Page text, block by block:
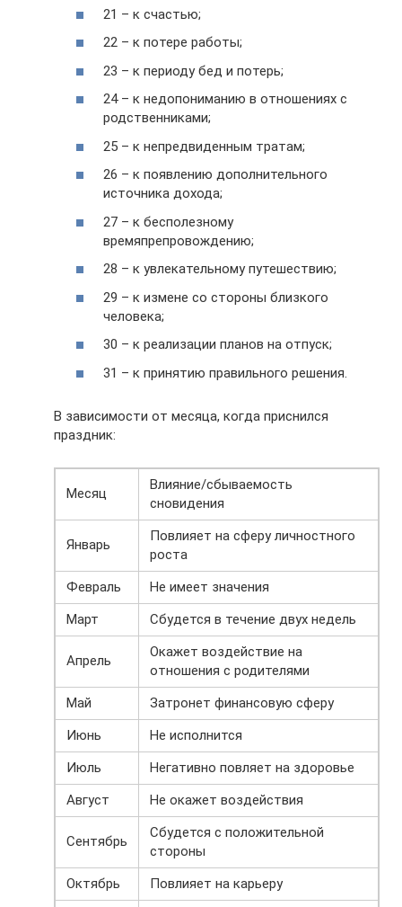
21 – к счастью;
22 – к потере работы;
23 – к периоду бед и потерь;
24 – к недопониманию в отношениях с
родственниками;
25 – к непредвиденным тратам;
26 – к появлению дополнительного
источника дохода;
27 – к бесполезному
времяпрепровождению;
28 – к увлекательному путешествию;
29 – к измене со стороны близкого
человека;
30 – к реализации планов на отпуск;
31 – к принятию правильного решения.
В зависимости от месяца, когда приснился
праздник:
Месяц
Влияние/сбываемость
сновидения
Январь
Повлияет на сферу личностного
роста
Февраль
Не имеет значения
Март
Сбудется в течение двух недель
Апрель
Окажет воздействие на
отношения с родителями
Май
Затронет финансовую сферу
Июнь
Не исполнится
Июль
Негативно повляет на здоровье
Август
Не окажет воздействия
Сентябрь
Сбудется с положительной
стороны
Октябрь
Повлияет на карьеру